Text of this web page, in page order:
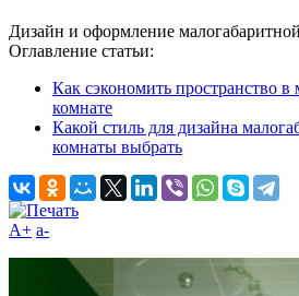
Дизайн и оформление
Оглавление статьи:
Как сэкономить пространство
комнате
Какой стиль для дизайна
комнаты выбрать
A+ а-